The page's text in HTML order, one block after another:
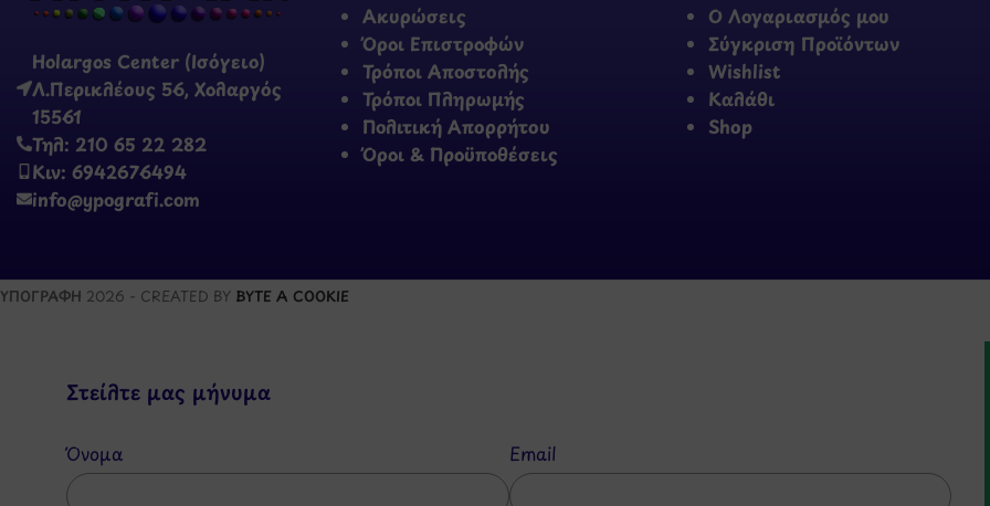
Holargos Center (Ισόγειο)
Λ.Περικλέους 56, Χολαργός
15561
Τηλ: 210 65 22 282
Κιν: 6942676494
info@ypografi.com
Ακυρώσεις
Όροι Επιστροφών
Τρόποι Αποστολής
Τρόποι Πληρωμής
Πολιτική Απορρήτου
Όροι & Προϋποθέσεις
Ο Λογαριασμός μου
Σύγκριση Προϊόντων
Wishlist
Καλάθι
Shop
ΥΠΟΓΡΑΦΗ 2026 - CREATED BY BYTE A COOKIE
Στείλτε μας μήνυμα
Όνομα Email